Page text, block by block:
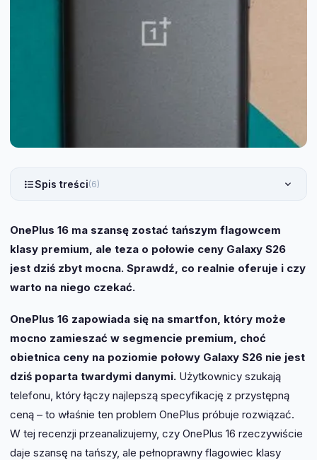
Spis treści(6)
OnePlus 16 ma szansę zostać tańszym flagowcem
klasy premium, ale teza o połowie ceny Galaxy S26
jest dziś zbyt mocna. Sprawdź, co realnie oferuje i czy
warto na niego czekać.
OnePlus 16 zapowiada się na smartfon, który może
mocno zamieszać w segmencie premium, choć
obietnica ceny na poziomie połowy Galaxy S26 nie jest
dziś poparta twardymi danymi. Użytkownicy szukają
telefonu, który łączy najlepszą specyfikację z przystępną
ceną – to właśnie ten problem OnePlus próbuje rozwiązać.
W tej recenzji przeanalizujemy, czy OnePlus 16 rzeczywiście
daje szansę na tańszy, ale pełnoprawny flagowiec klasy